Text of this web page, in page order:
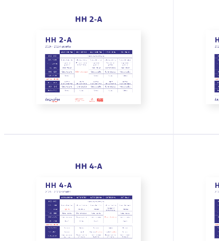
HH 2-A
HH 4-A